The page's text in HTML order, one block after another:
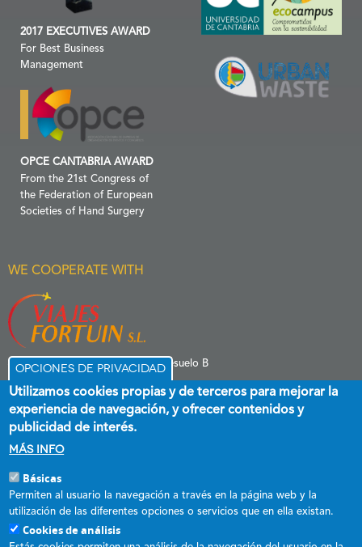
2017 EXECUTIVES AWARD
For Best Business
Management
OPCE CANTABRIA AWARD
From the 21st Congress of
the Federation of European
Societies of Hand Surgery
WE COOPERATE WITH
C/ Menéndez Pelayo 6 Entresuelo B
Esta empresa ha recibido una subvención destinada a promover el
empleo estable y de calidad, cofinanciada al 60 % por el Fondo Social
Europeo plus y el Gobierno de Cantabria a través del Programa
Operativo FSE+ de Cantabria 2021-2027.
Opciones de privacidad
Utilizamos cookies propias y de terceros para mejorar la
experiencia de navegación, y ofrecer contenidos y
publicidad de interés.
Más info
Básicas
Permiten al usuario la navegación a través en la página web y la
utilización de las diferentes opciones o servicios que en ella existan.
Cookies de análisis